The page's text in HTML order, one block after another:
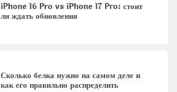
iPhone 16 Pro vs iPhone 17 Pro: стоит
ли ждать обновления
Сколько белка нужно на самом деле и
как его правильно распределить